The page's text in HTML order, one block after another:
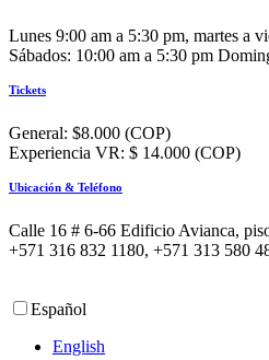
Lunes 9:00 am a 5:30 pm, martes a
Sábados: 10:00 am a 5:30 pm
Tickets
General: $8.000 (COP)
Experiencia VR: $ 14.000 (COP)
Ubicación & Teléfono
Calle 16 # 6-66 Edificio Avianca,
+571 316 832 1180, +571 313 580
Español
English